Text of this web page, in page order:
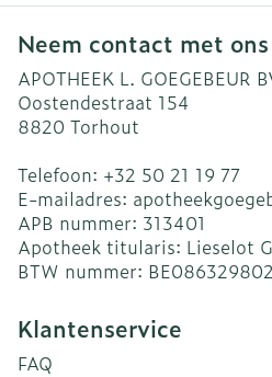
Neem contact met
APOTHEEK L. GOEGEBEUR
Oostendestraat 154
8820 Torhout
Telefoon: +32 50 21 19 77
E-mailadres:
APB nummer: 313401
Apotheek titularis: Lieselot
BTW nummer:
Klantenservice
FAQ